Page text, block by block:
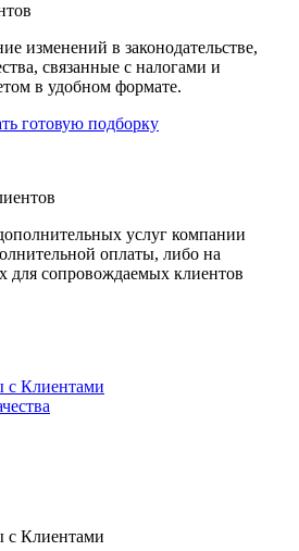
изменений в законодательстве,
связанные с налогами и
в удобном формате.
готовую подборку
услуг компании
оплаты, либо на
для сопровождаемых клиентов
Клиентами
Клиентами